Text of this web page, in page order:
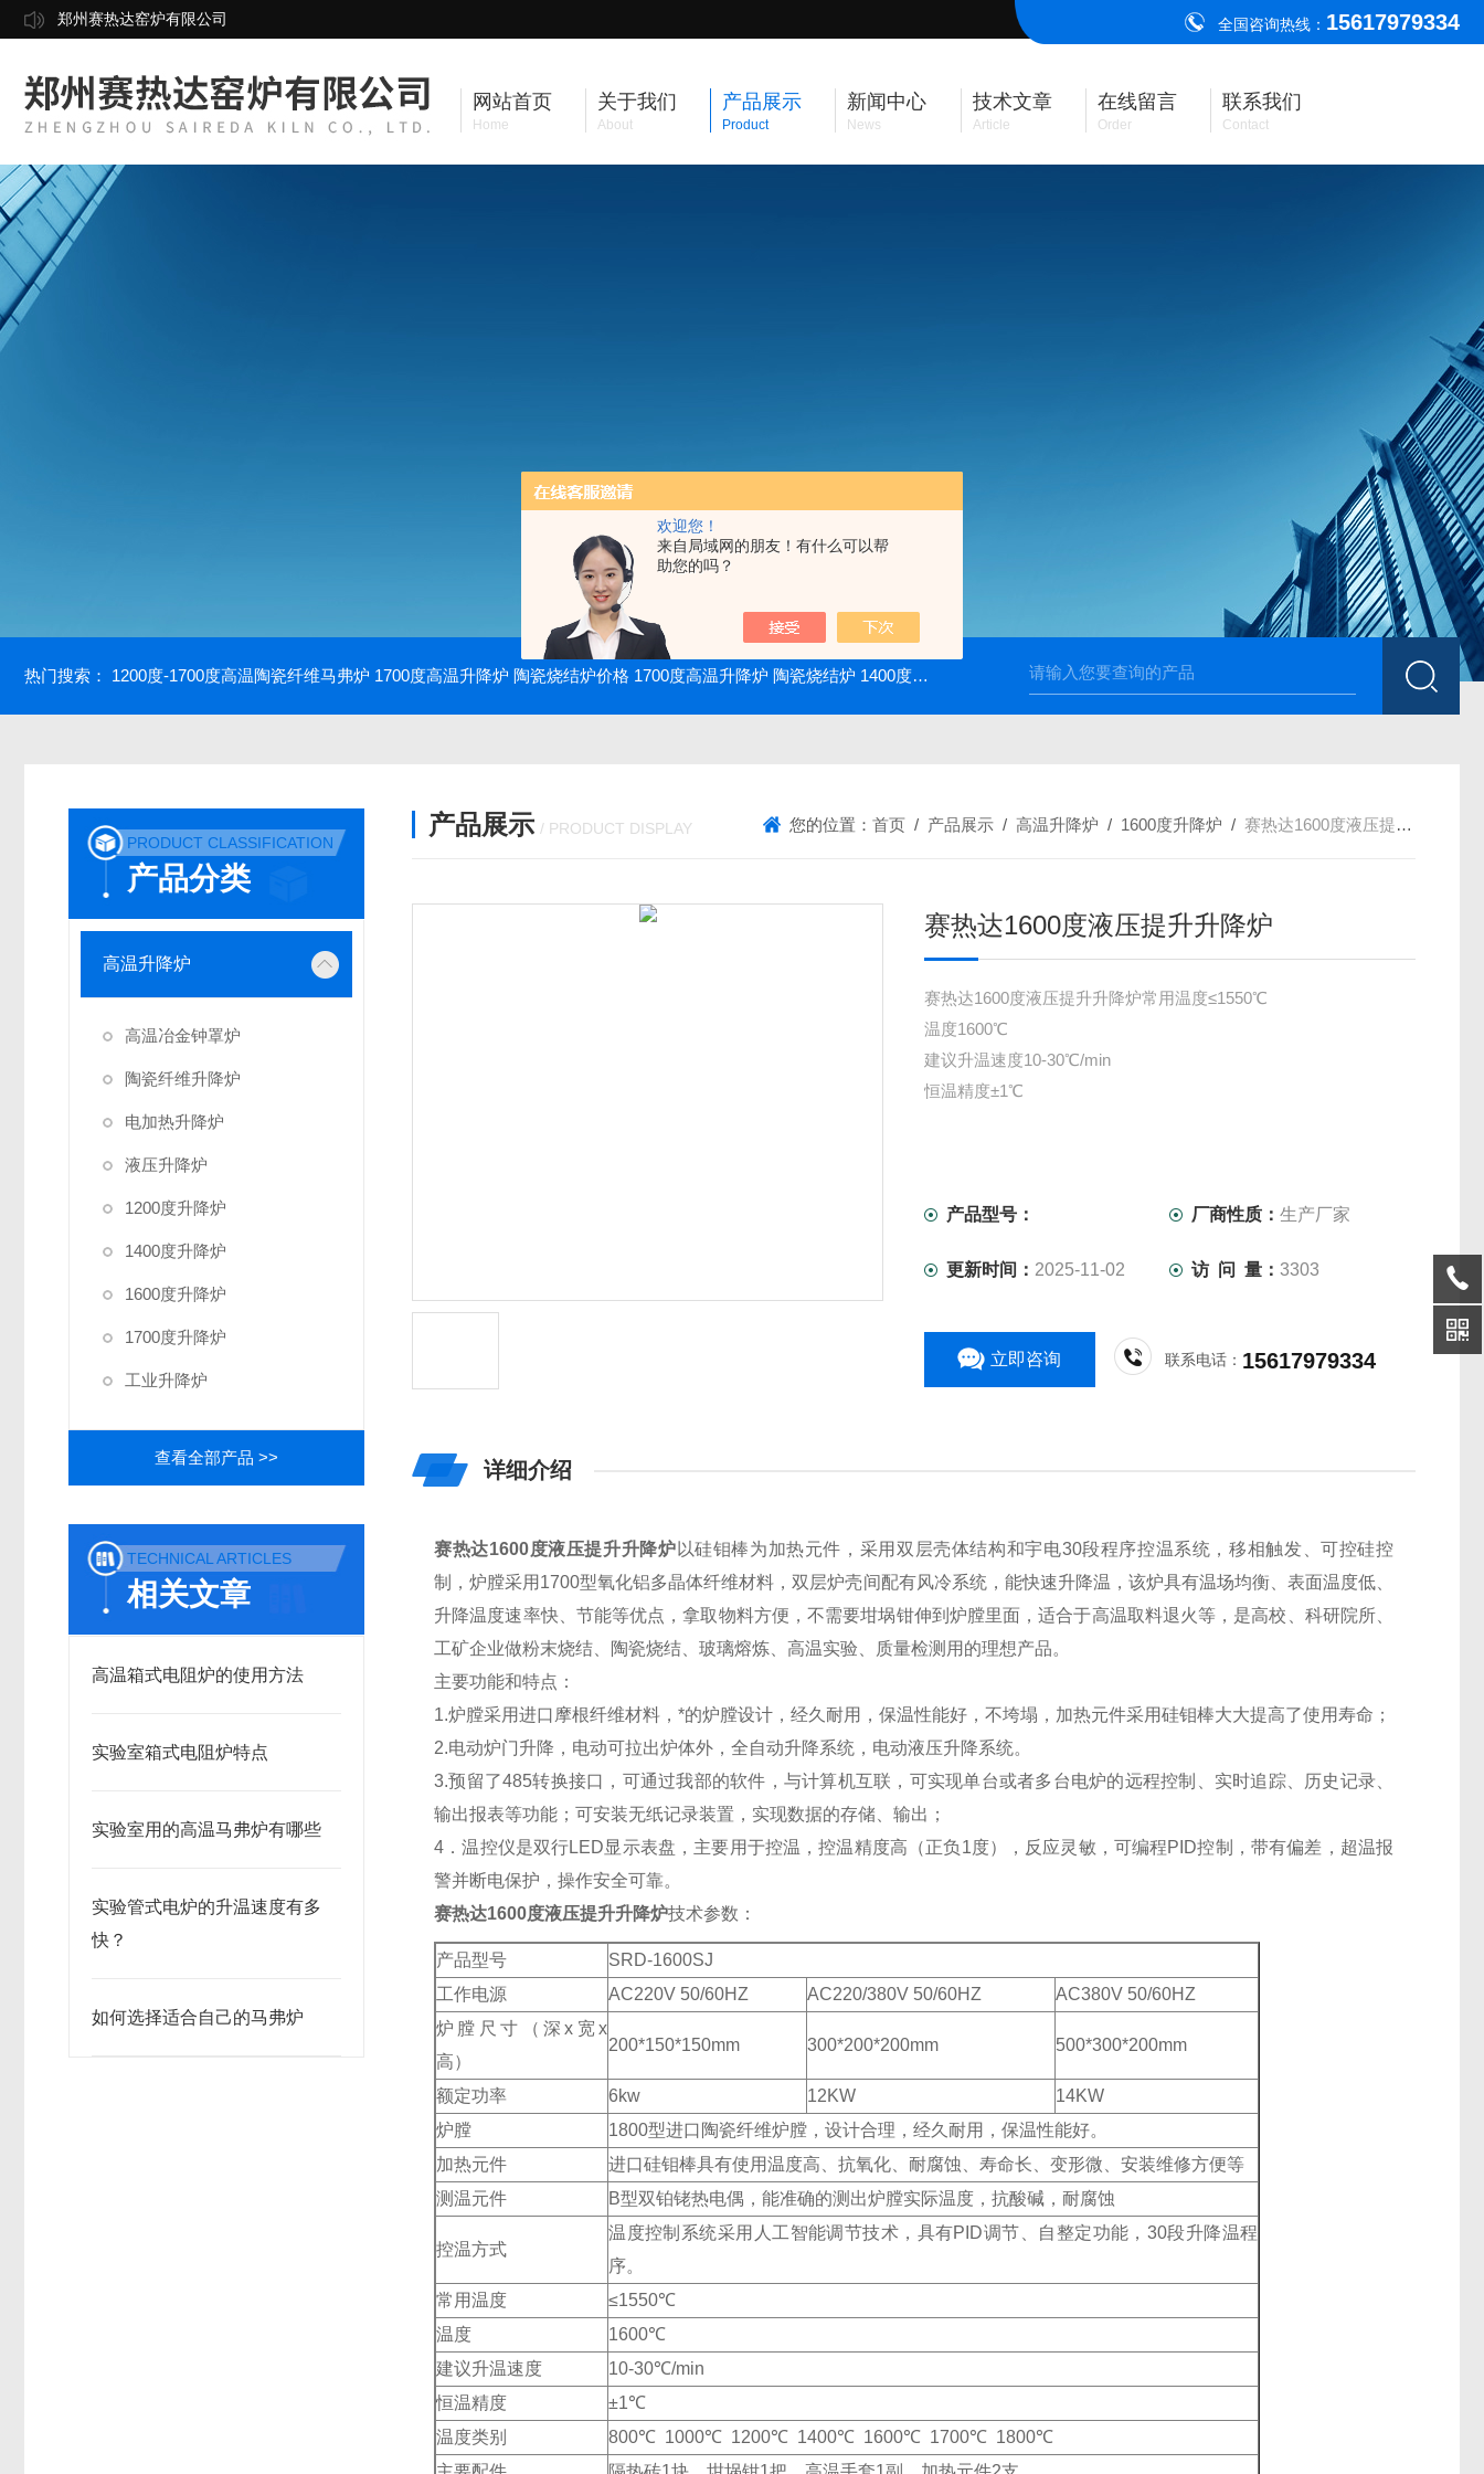
欢迎您！
来自局域网的朋友！有什么可以帮
助您的吗？
郑州赛热达窑炉有限公司 全国咨询热线： 15617979334
网站首页
Home
关于我们
About
产品展示
Product
新闻中心
News
技术文章
Article
在线留言
Order
联系我们
Contact
热门搜索： 1200度-1700度高温陶瓷纤维马弗炉 1700度高温升降炉 陶瓷烧结炉价格 1700度高温升降炉 陶瓷烧结炉 1400度电动升降炉 实验室使用 高温烧结升降炉 可四面加热 1700度升降式马弗炉 烧
PRODUCT CLASSIFICATION
产品分类
高温升降炉
高温冶金钟罩炉
陶瓷纤维升降炉
电加热升降炉
液压升降炉
1200度升降炉
1400度升降炉
1600度升降炉
1700度升降炉
工业升降炉
查看全部产品 >>
TECHNICAL ARTICLES
相关文章
高温箱式电阻炉的使用方法
实验室箱式电阻炉特点
实验室用的高温马弗炉有哪些
实验管式电炉的升温速度有多
快？
如何选择适合自己的马弗炉
产品展示 / PRODUCT DISPLAY 您的位置：首页 / 产品展示 /高温升降炉 / 1600度升降炉 / 赛热达1600度液压提升升降炉
赛热达1600度液压提升升降炉
赛热达1600度液压提升升降炉常用温度≤1550℃
温度1600℃
建议升温速度10-30℃/min
恒温精度±1℃
产品型号： 厂商性质：生产厂家
更新时间： 2025-11-02 访 问 量：3303
立即咨询 联系电话： 15617979334
详细介绍
赛热达1600度液压提升升降炉 以硅钼棒为加热元件，采用双层壳体结构和宇电30段程序控温系统，移相触发、可控硅控
制，炉膛采用1700型氧化铝多晶体纤维材料，双层炉壳间配有风冷系统，能快速升降温，该炉具有温场均衡、表面温度低、
升降温度速率快、节能等优点，拿取物料方便，不需要坩埚钳伸到炉膛里面，适合于高温取料退火等，是高校、科研院所、
工矿企业做粉末烧结、陶瓷烧结、玻璃熔炼、高温实验、质量检测用的理想产品。
主要功能和特点：
1.炉膛采用进口摩根纤维材料，*的炉膛设计，经久耐用，保温性能好，不垮塌，加热元件采用硅钼棒大大提高了使用寿命；
2.电动炉门升降，电动可拉出炉体外，全自动升降系统，电动液压升降系统。
3.预留了485转换接口，可通过我部的软件，与计算机互联，可实现单台或者多台电炉的远程控制、实时追踪、历史记录、
输出报表等功能；可安装无纸记录装置，实现数据的存储、输出；
4．温控仪是双行LED显示表盘，主要用于控温，控温精度高（正负1度），反应灵敏，可编程PID控制，带有偏差，超温报
警并断电保护，操作安全可靠。
赛热达1600度液压提升升降炉技术参数：
产品型号
SRD-1600SJ
工作电源
AC220V 50/60HZ AC220/380V 50/60HZ
AC380V 50/60HZ
炉膛尺寸（深x宽x
高）
200*150*150mm 300*200*200mm 500*300*200mm
额定功率 6kw 12KW
14KW
炉膛
1800型进口陶瓷纤维炉膛，设计合理，经久耐用，保温性能好。
加热元件
进口硅钼棒具有使用温度高、抗氧化、耐腐蚀、寿命长、变形微、安装维修方便等
测温元件
B型双铂铑热电偶，能准确的测出炉膛实际温度，抗酸碱，耐腐蚀
控温方式
温度控制系统采用人工智能调节技术，具有PID调节、自整定功能，30段升降温程
序。
常用温度
≤1550℃
温度
1600℃
建议升温速度
10-30℃/min
恒温精度
±1℃
温度类别
800℃ 1000℃ 1200℃ 1400℃ 1600℃ 1700℃ 1800℃